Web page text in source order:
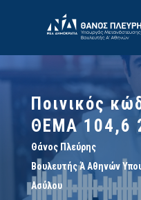
Ποινικός
ΘΕΜΑ 104,6
Θάνος Πλεύρης
Βουλευτής Ά Αθηνών
Ασύλου